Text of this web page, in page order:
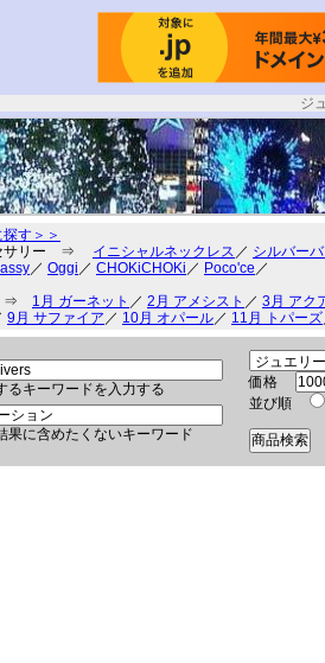
ジ
す＞＞
サリー ⇒ イニシャルネックレス ／ シルバー
／ Oggi ／ CHOKiCHOKi ／ Poco'ce ／
⇒ 1月 ガーネット ／ 2月 アメシスト ／ 3月 アク
9月 サファイア ／ 10月 オパール／ 11月 トパーズ
るキーワードを入力する
果に含めたくないキーワード
価格
並び順